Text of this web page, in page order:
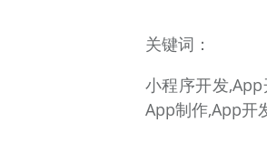
关键词：
小程序开发
App制作,App开